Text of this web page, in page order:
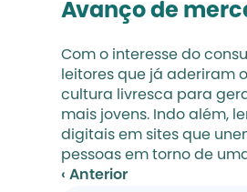
Avanço de
Com o interesse do
leitores que já aderiram
cultura livresca para
mais jovens. Indo além,
digitais em sites que
pessoas em torno de
‹ Anterior